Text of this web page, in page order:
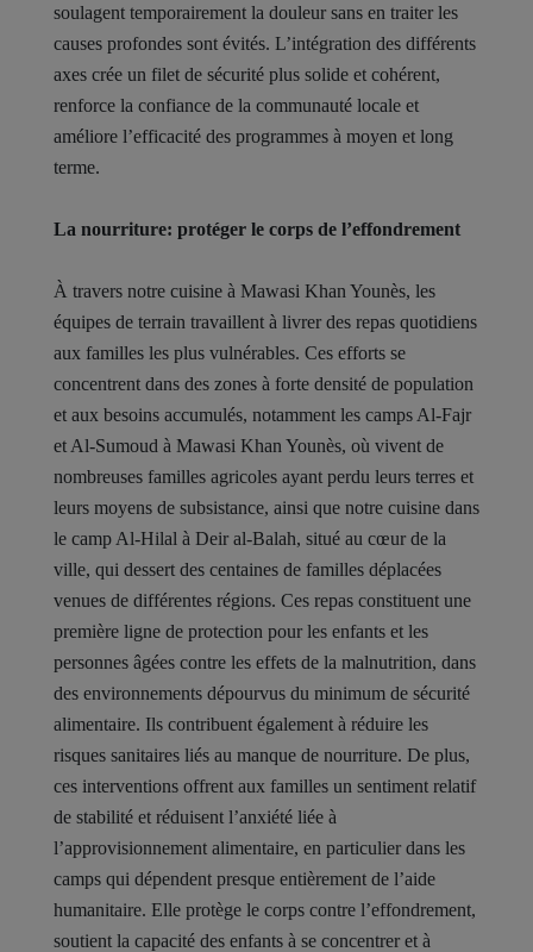
soulagent temporairement la douleur sans en traiter les
causes profondes sont évités. L’intégration des différents
axes crée un filet de sécurité plus solide et cohérent,
renforce la confiance de la communauté locale et
améliore l’efficacité des programmes à moyen et long
terme.
La nourriture: protéger le corps de l’effondrement
À travers notre cuisine à Mawasi Khan Younès, les
équipes de terrain travaillent à livrer des repas quotidiens
aux familles les plus vulnérables. Ces efforts se
concentrent dans des zones à forte densité de population
et aux besoins accumulés, notamment les camps Al-Fajr
et Al-Sumoud à Mawasi Khan Younès, où vivent de
nombreuses familles agricoles ayant perdu leurs terres et
leurs moyens de subsistance, ainsi que notre cuisine dans
le camp Al-Hilal à Deir al-Balah, situé au cœur de la
ville, qui dessert des centaines de familles déplacées
venues de différentes régions. Ces repas constituent une
première ligne de protection pour les enfants et les
personnes âgées contre les effets de la malnutrition, dans
des environnements dépourvus du minimum de sécurité
alimentaire. Ils contribuent également à réduire les
risques sanitaires liés au manque de nourriture. De plus,
ces interventions offrent aux familles un sentiment relatif
de stabilité et réduisent l’anxiété liée à
l’approvisionnement alimentaire, en particulier dans les
camps qui dépendent presque entièrement de l’aide
humanitaire. Elle protège le corps contre l’effondrement,
soutient la capacité des enfants à se concentrer et à